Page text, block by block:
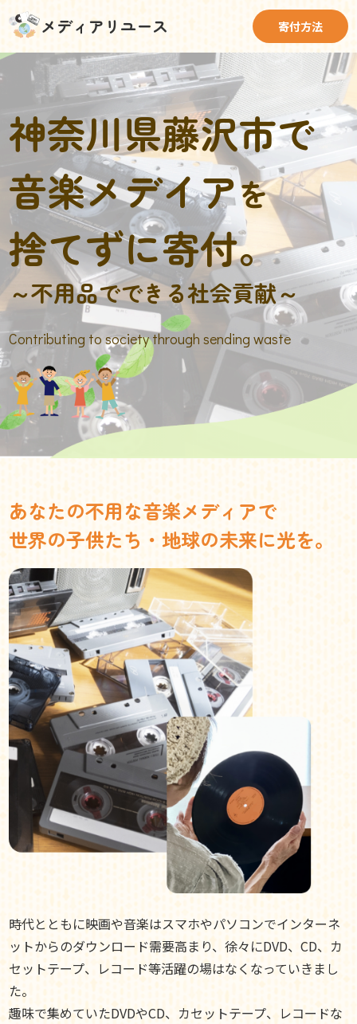
メディアリユース 寄付方法
神奈川県藤沢市で
音楽メデイアを
捨てずに寄付。
～不用品でできる社会貢献～
Contributing to society through sending waste
あなたの不用な音楽メディアで
世界の子供たち・地球の未来に光を。
時代とともに映画や音楽はスマホやパソコンでインターネ
ットからのダウンロード需要高まり、徐々にDVD、CD、カ
セットテープ、レコード等活躍の場はなくなっていきまし
た。
趣味で集めていたDVDやCD、カセットテープ、レコードな